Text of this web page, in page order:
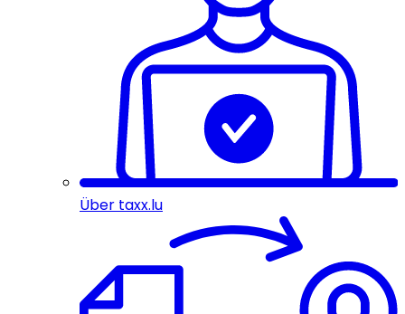
Über taxx.lu